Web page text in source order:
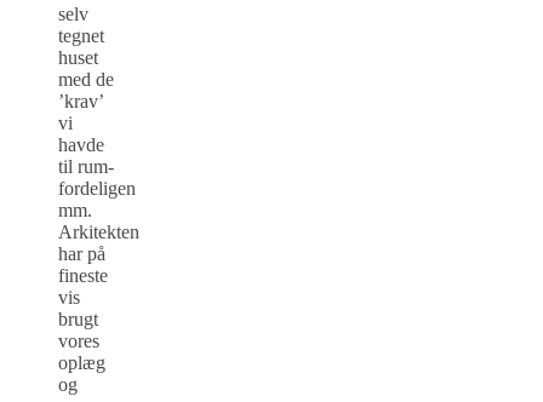
selv
tegnet
huset
med de
’krav’
vi
havde
til rum-
fordeligen
mm.
Arkitekten
har på
fineste
vis
brugt
vores
oplæg
og